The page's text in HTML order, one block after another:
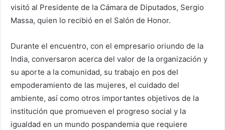
visitó al Presidente de la Cámara de Diputados, Sergio
Massa, quien lo recibió en el Salón de Honor.
Durante el encuentro, con el empresario oriundo de la
India, conversaron acerca del valor de la organización y
su aporte a la comunidad, su trabajo en pos del
empoderamiento de las mujeres, el cuidado del
ambiente, así como otros importantes objetivos de la
institución que promueven el progreso social y la
igualdad en un mundo pospandemia que requiere